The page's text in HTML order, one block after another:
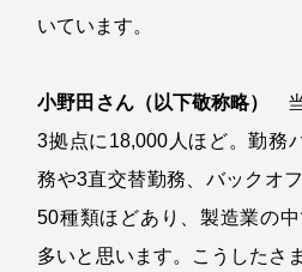
いています。
小野田さん（以下敬称略）
3拠点に18,000人ほど。勤務
務や3直交替勤務、バックオ
50種類ほどあり、製造業の
多いと思います。こうしたさ